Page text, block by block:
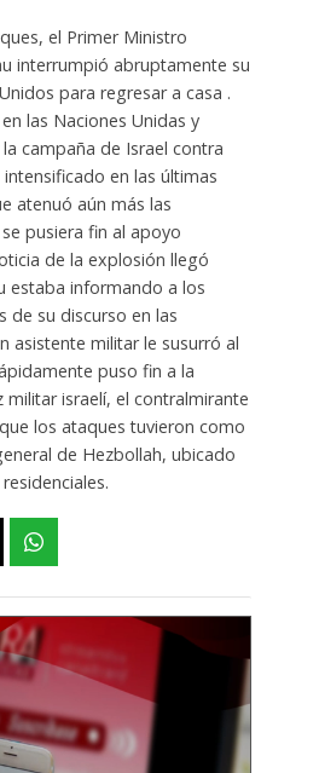
el Primer Ministro
interrumpió abruptamente su
para regresar a casa .
las Naciones Unidas y
campaña de Israel contra
en las últimas
atenuó aún más las
pusiera fin al apoyo
de la explosión llegó
estaba informando a los
de su discurso en las
asistente militar le susurró al
puso fin a la
militar israelí, el contralmirante
los ataques tuvieron como
de Hezbollah, ubicado